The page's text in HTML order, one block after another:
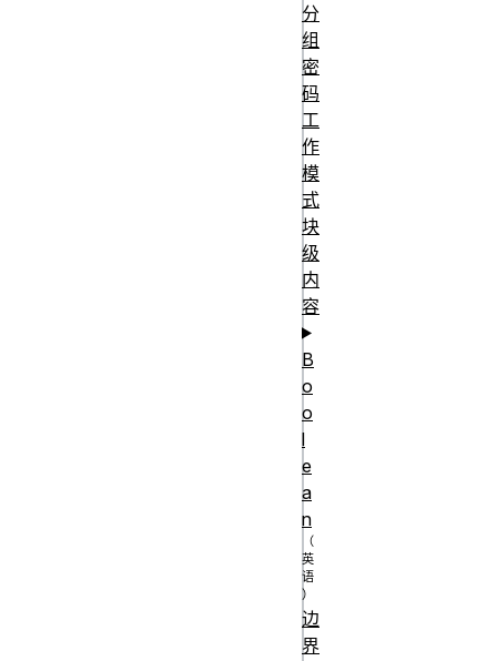
/* JavaScript
if 语句 */
if (boolean
conditional) {
  // 条件为真时执
行的代码
}
if (boolean
conditional) {
console.log("布
} else {
console.log("布
尔条件被解析为
假");
}
分
组
密
码
工
作
模
式
块
级
内
容
B
o
o
l
e
a
n
边
界